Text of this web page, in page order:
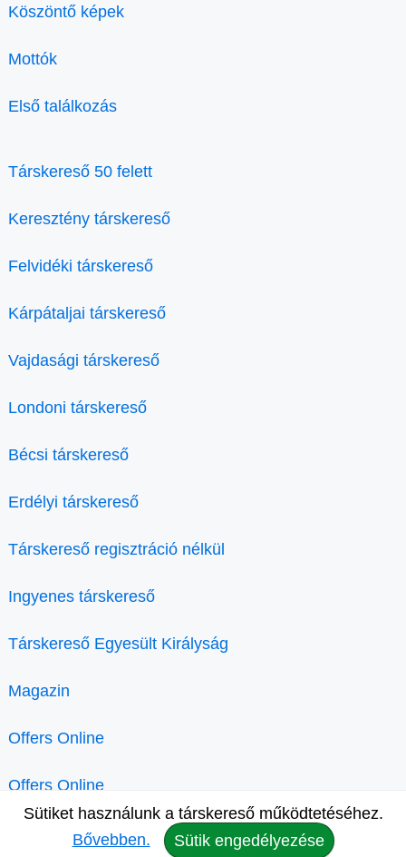
Köszöntő képek
Mottók
Első találkozás
Társkereső 50 felett
Keresztény társkereső
Felvidéki társkereső
Kárpátaljai társkereső
Vajdasági társkereső
Londoni társkereső
Bécsi társkereső
Erdélyi társkereső
Társkereső regisztráció nélkül
Ingyenes társkereső
Társkereső Egyesült Királyság
Magazin
Offers Online
Offers Online
Sütiket használunk a társkereső működtetéséhez.
Bővebben.
Sütik engedélyezése